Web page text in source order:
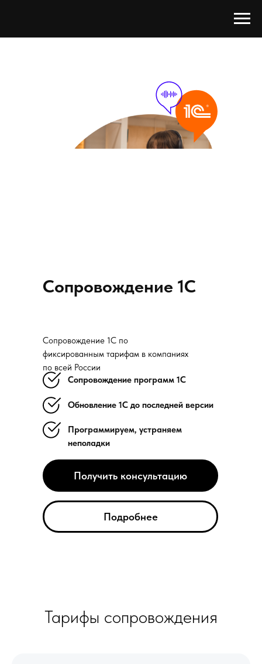
Получить консультацию
Подробнее
Сопровождение 1С
Сопровождение 1С по
фиксированным тарифам в компаниях
по всей России
Обновление 1С до последней версии
Cопровождение программ 1C
Программируем, устраняем
неполадки
Тарифы сопровождения